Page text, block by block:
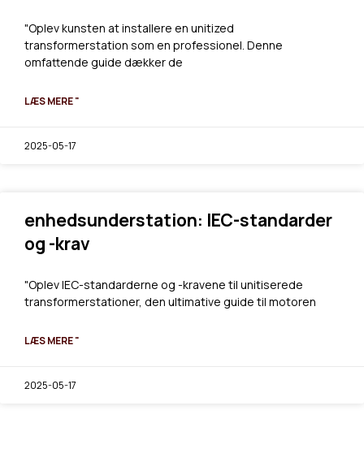
"Oplev kunsten at installere en unitized
transformerstation som en professionel. Denne
omfattende guide dækker de
LÆS MERE "
2025-05-17
enhedsunderstation: IEC-standarder
og -krav
"Oplev IEC-standarderne og -kravene til unitiserede
transformerstationer, den ultimative guide til motoren
LÆS MERE "
2025-05-17